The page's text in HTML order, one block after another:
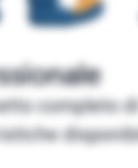
completo